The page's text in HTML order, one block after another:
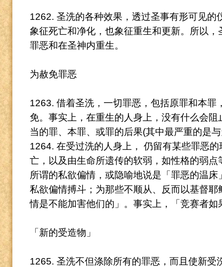
1262. 圣洗的各种效果，透过圣事有形可见的
象征死亡和净化，也象征重生和更新。 所以，
罪恶和在圣神内重生。
为赦免罪恶
1263. 借着圣洗，一切罪恶，包括原罪和本罪
免。事实上，在重生的人身上，没有什么会
当的罪、本罪、或罪的后果(其中最严重的是
1264. 在受过洗的人身上， 仍留有某些罪恶
亡，以及由生命所遗传的软弱，如性格的弱
所谓的私欲偏情，或隐喻地说是「罪恶的温
私欲偏情搏斗；为那些不顺从、反而以基督
情是不能加害他们的」。事实上，「竞赛者如
「新的受造物」
1265. 圣洗不但涤除所有的罪恶，而且使新受